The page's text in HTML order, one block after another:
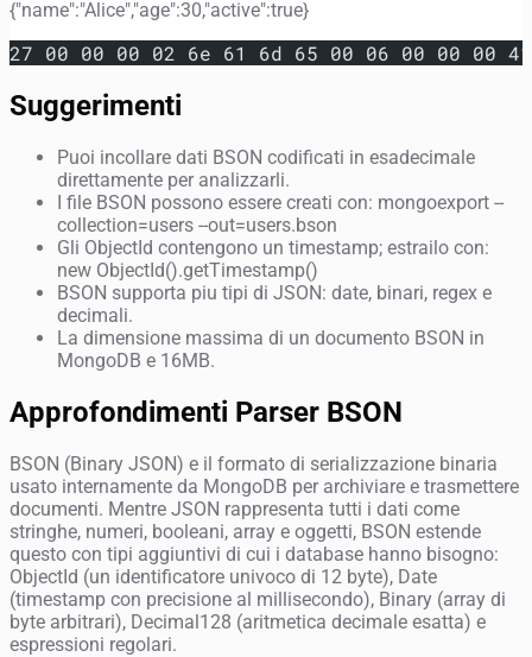
{"name":"Alice","age":30,"active":true}
27 00 00 00 02 6e 61 6d 65 00 06 00 00 00
Suggerimenti
Puoi incollare dati BSON codificati in esadecimale
direttamente per analizzarli.
I file BSON possono essere creati con: mongoexport --
collection=users --out=users.bson
Gli ObjectId contengono un timestamp; estrailo con:
new ObjectId().getTimestamp()
BSON supporta piu tipi di JSON: date, binari, regex e
decimali.
La dimensione massima di un documento BSON in
MongoDB e 16MB.
Approfondimenti Parser BSON
BSON (Binary JSON) e il formato di serializzazione binaria
usato internamente da MongoDB per archiviare e trasmettere
documenti. Mentre JSON rappresenta tutti i dati come
stringhe, numeri, booleani, array e oggetti, BSON estende
questo con tipi aggiuntivi di cui i database hanno bisogno:
ObjectId (un identificatore univoco di 12 byte), Date
(timestamp con precisione al millisecondo), Binary (array di
byte arbitrari), Decimal128 (aritmetica decimale esatta) e
espressioni regolari.